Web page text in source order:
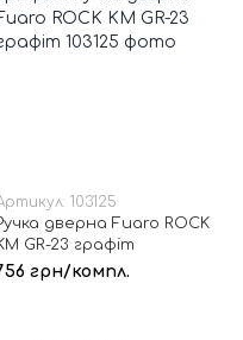
103125
дверна Fuaro ROCK
GR-23 графіт
грн/компл.